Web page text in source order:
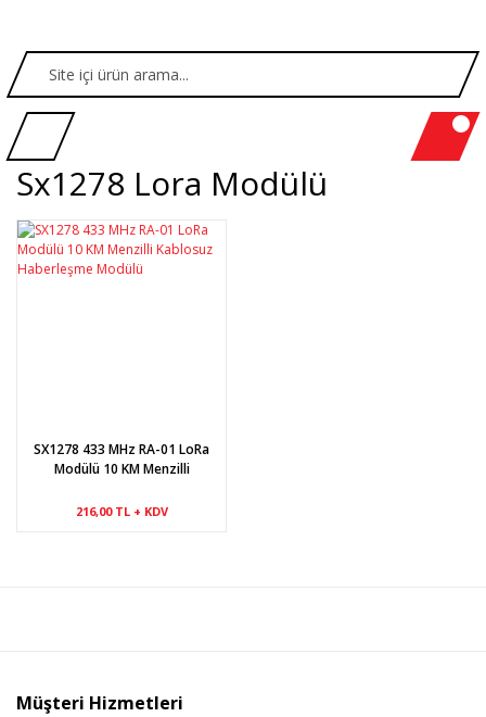
Sx1278 Lora Modülü
SX1278 433 MHz RA-01 LoRa
Modülü 10 KM Menzilli
216,00 TL + KDV
Müşteri Hizmetleri